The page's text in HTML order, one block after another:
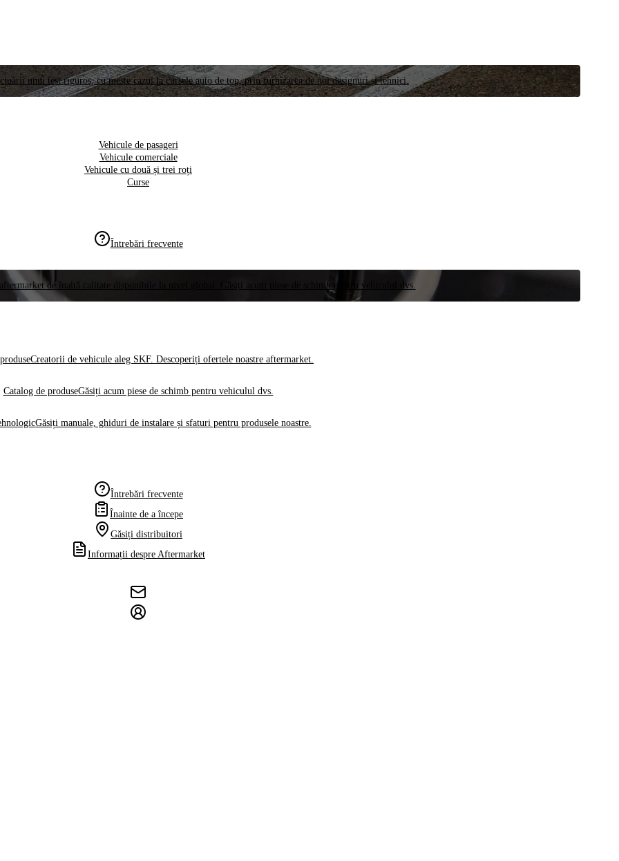
unui test riguros, cu meste cazul la cursele auto de top, prin furnizarea de noi designuri și tehnici.
Vehicule de pasageri
Vehicule comerciale
Vehicule cu două și trei roți
Curse
Întrebări frecvente
de înaltă calitate disponibile la nivel global. Găsiți acum piese de schimb pentru vehiculul dvs.
Creatorii de vehicule aleg SKF. Descoperiți ofertele noastre aftermarket.
Catalog de produseGăsiți acum piese de schimb pentru vehiculul dvs.
Găsiți manuale, ghiduri de instalare și sfaturi pentru produsele noastre.
Întrebări frecvente
Înainte de a începe
Găsiți distribuitori
Informații despre Aftermarket